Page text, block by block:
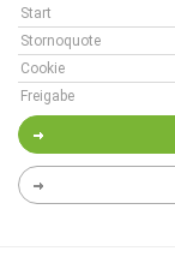
Start
Stornoquote
Cookie
Freigabe